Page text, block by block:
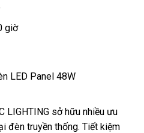
giờ
LIGHTING sở hữu nhiều ưu
đèn truyền thống. Tiết kiệm